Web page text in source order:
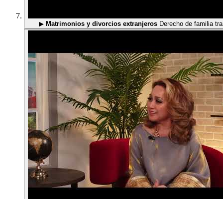
▶ Matrimonios y divorcios extranjeros Derecho de familia